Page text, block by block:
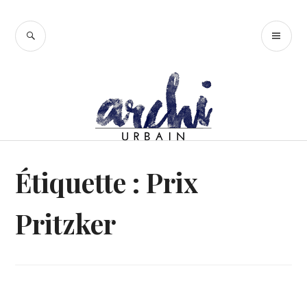
contenu
RECHERCHE
Étiquette : Prix
Pritzker